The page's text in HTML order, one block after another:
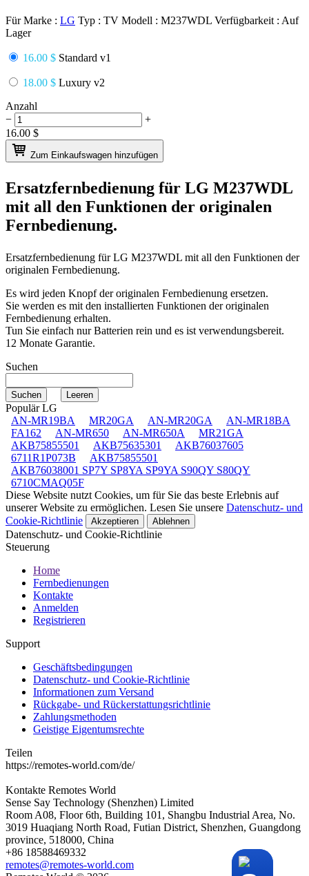
Für Marke : LG Typ : TV Modell : M237WDL Verfügbarkeit : Auf
Lager
16.00 $ Standard v1
18.00 $ Luxury v2
Anzahl
−
+
16.00 $
Zum Einkaufswagen hinzufügen
Ersatzfernbedienung für LG M237WDL
mit all den Funktionen der originalen
Fernbedienung.
Ersatzfernbedienung fürLG M237WDL mit all den Funktionen der
originalen Fernbedienung.
Es wird jeden Knopf der originalen Fernbedienung ersetzen.
Sie werden es mit den installierten Funktionen der originalen
Fernbedienung erhalten.
Tun Sie einfach nur Batterien rein und es ist verwendungsbereit.
12 Monate Garantie.
Suchen
Populär LG
AN-MR19BA
MR20GA AN-MR20GA
AN-MR18BA
FA162
AN-MR650 AN-MR650A
MR21GA
AKB75855501
AKB75635301
AKB76037605
6711R1P073B
AKB75855501
AKB76038001 SP7Y SP8YA SP9YA S90QY S80QY
6710CMAQ05F
Diese Website nutzt Cookies, um für Sie das beste Erlebnis auf
unserer Website zu ermöglichen. Lesen Sie unsere Datenschutz- und
Cookie-Richtlinie
Akzeptieren Ablehnen
Datenschutz- und Cookie-Richtlinie
Steuerung
Home
Fernbedienungen
Kontakte
Anmelden
Registrieren
Support
Geschäftsbedingungen
Datenschutz- und Cookie-Richtlinie
Informationen zum Versand
Rückgabe- und Rückerstattungsrichtlinie
Zahlungsmethoden
Geistige Eigentumsrechte
Teilen
https://remotes-world.com/de/
Kontakte Remotes World
Sense Say Technology (Shenzhen) Limited
Room A08, Floor 6th, Building 101, Shangbu Industrial Area, No.
3019 Huaqiang North Road, Futian District, Shenzhen, Guangdong
province, 518000, China
+86 18588469332
remotes@remotes-world.com